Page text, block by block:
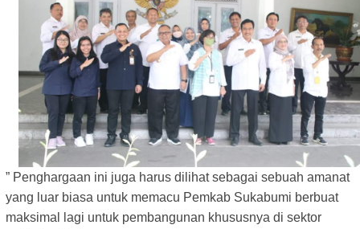
” Penghargaan ini juga harus dilihat sebagai sebuah amanat
yang luar biasa untuk memacu Pemkab Sukabumi berbuat
maksimal lagi untuk pembangunan khususnya di sektor